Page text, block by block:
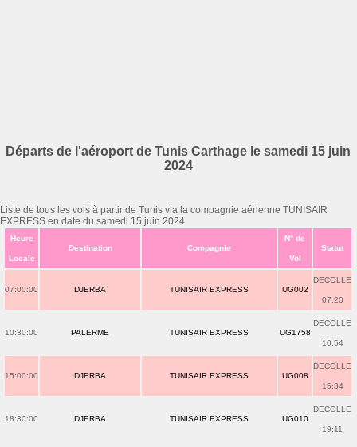
Départs de l'aéroport de Tunis Carthage le samedi 15 juin
2024
Liste de tous les vols à partir de Tunis via la compagnie aérienne TUNISAIR
EXPRESS en date du samedi 15 juin 2024
Heure
Locale
Destination Compagnie
N° de
Vol
Statut
07:00:00 DJERBA TUNISAIR EXPRESS UG002
DECOLLE
07:20
10:30:00 PALERME TUNISAIR EXPRESS UG1758
DECOLLE
10:54
15:00:00 DJERBA TUNISAIR EXPRESS UG008
DECOLLE
15:34
18:30:00 DJERBA TUNISAIR EXPRESS UG010
DECOLLE
19:11